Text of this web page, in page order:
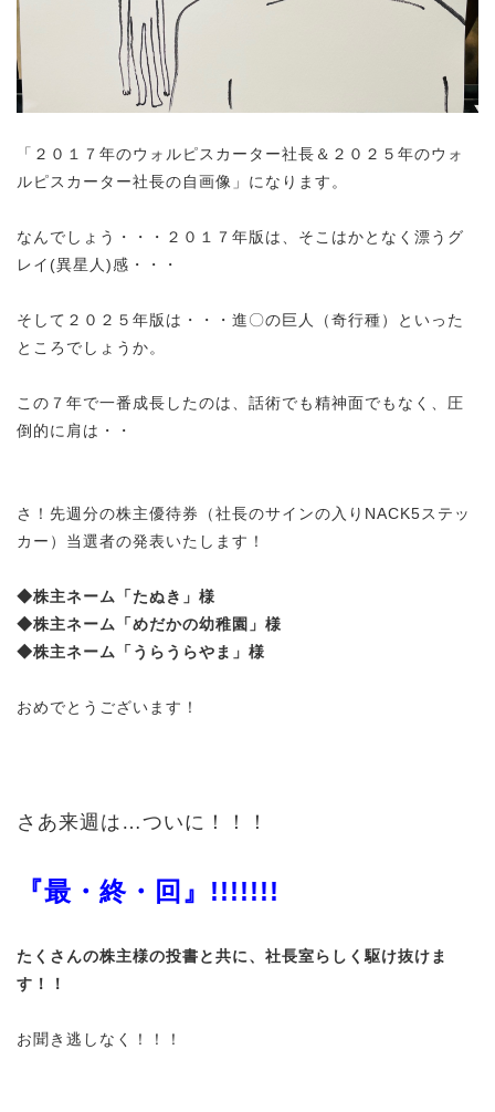
「２０１７年のウォルピスカーター社長＆２０２５年のウォ
ルピスカーター社長の自画像」になります。
なんでしょう・・・２０１７年版は、そこはかとなく漂うグ
レイ(異星人)感・・・
そして２０２５年版は・・・進〇の巨人（奇行種）といった
ところでしょうか。
この７年で一番成長したのは、話術でも精神面でもなく、圧
倒的に肩は・・
さ！先週分の株主優待券（社長のサインの入りNACK5ステッ
カー）当選者の発表いたします！
◆株主ネーム「たぬき 」様
◆株主ネーム「めだかの幼稚園 」様
◆株主ネーム「 うらうらやま 」様
おめでとうございます！
さあ来週は…ついに！！！
『最・終・回』!!!!!!!
たくさんの株主様の投書と共に、社長室らしく駆け抜けま
す！！
お聞き逃しなく！！！